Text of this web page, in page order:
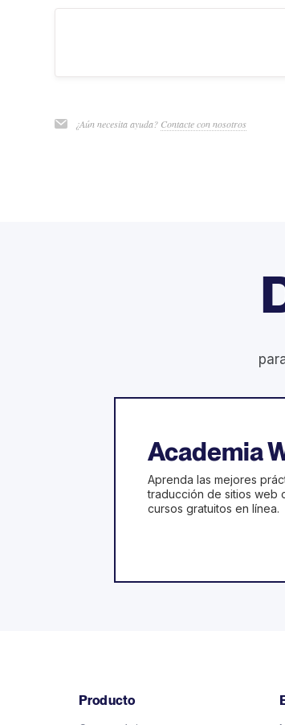
¿Aún necesita ayuda? Contacte con nosotros
Academia
Aprenda las mejores
traducción de sitios web
cursos gratuitos en línea.
Producto